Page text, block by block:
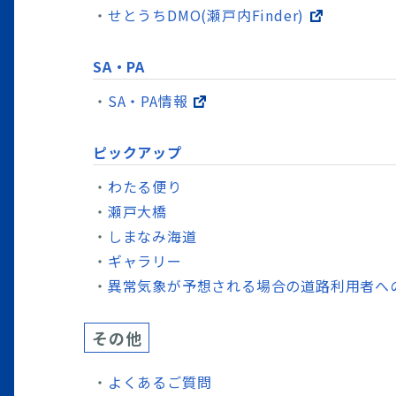
せとうちDMO(瀬戸内Finder)
SA・PA
SA・PA情報
ピックアップ
わたる便り
瀬戸大橋
しまなみ海道
ギャラリー
異常気象が予想される場合の道路利用者へ
その他
よくあるご質問